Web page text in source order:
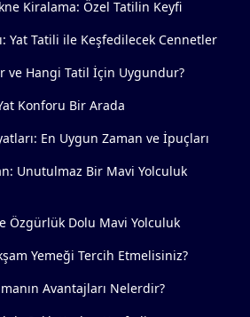
Kiralama: Özel Tatilin Keyfi
Yat Tatili ile Keşfedilecek Cennetler
ve Hangi Tatil İçin Uygundur?
Konforu Bir Arada
En Uygun Zaman ve İpuçları
Unutulmaz Bir Mavi Yolculuk
Özgürlük Dolu Mavi Yolculuk
Yemeği Tercih Etmelisiniz?
Avantajları Nelerdir?